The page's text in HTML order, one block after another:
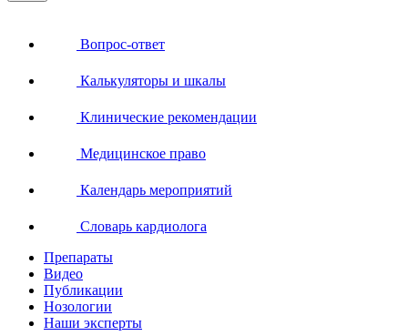
Вопрос-ответ
Калькуляторы и шкалы
Клинические рекомендации
Медицинское право
Календарь мероприятий
Словарь кардиолога
Препараты
Видео
Публикации
Нозологии
Наши эксперты